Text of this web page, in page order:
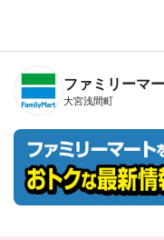
B
n
T
ファミリーマ
大宮浅間町